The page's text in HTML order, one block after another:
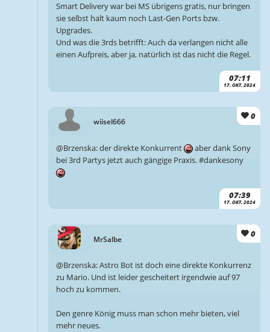
07:11
17. OKT. 2024
Smart Delivery war bei MS übrigens gratis, nur bringen
sie selbst halt kaum noch Last-Gen Ports bzw.
Upgrades.
Und was die 3rds betrifft: Auch da verlangen nicht alle
einen Aufpreis, aber ja, natürlich ist das nicht die Regel.
wiisel666 0
07:39
17. OKT. 2024
@Brzenska: der direkte Konkurrent
aber dank Sony
bei 3rd Partys jetzt auch gängige Praxis. #dankesony
MrSalbe
0
@Brzenska: Astro Bot ist doch eine direkte Konkurrenz
zu Mario. Und ist leider gescheitert irgendwie auf 97
hoch zu kommen.
Den genre König muss man schon mehr bieten, viel
mehr neues.